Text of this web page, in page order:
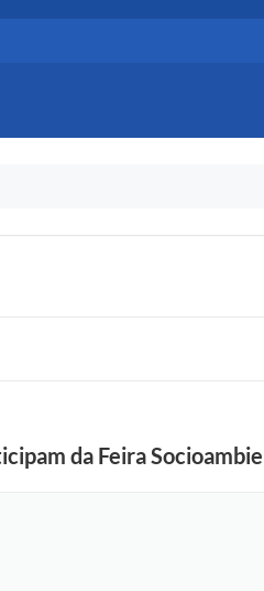
da Feira